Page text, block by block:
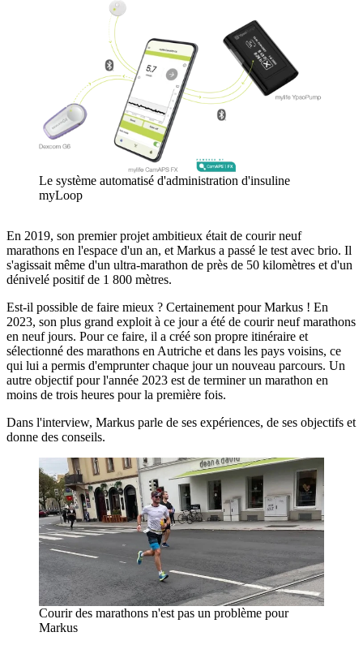
Le système automatisé d'administration d'insuline
myLoop
En 2019, son premier projet ambitieux était de courir neuf
marathons en l'espace d'un an, et Markus a passé le test avec brio. Il
s'agissait même d'un ultra-marathon de près de 50 kilomètres et d'un
dénivelé positif de 1 800 mètres.
Est-il possible de faire mieux ? Certainement pour Markus ! En
2023, son plus grand exploit à ce jour a été de courir neuf marathons
en neuf jours. Pour ce faire, il a créé son propre itinéraire et
sélectionné des marathons en Autriche et dans les pays voisins, ce
qui lui a permis d'emprunter chaque jour un nouveau parcours. Un
autre objectif pour l'année 2023 est de terminer un marathon en
moins de trois heures pour la première fois.
Dans l'interview, Markus parle de ses expériences, de ses objectifs et
donne des conseils.
Courir des marathons n'est pas un problème pour
Markus